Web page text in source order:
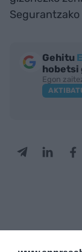
Segurantzako
Gehitu
hobetsi
Egon